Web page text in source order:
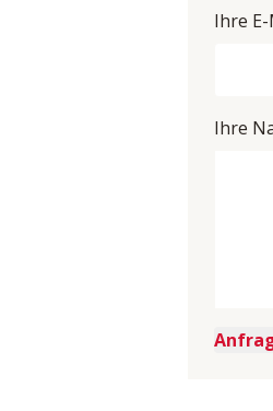
Ihre
Ihre